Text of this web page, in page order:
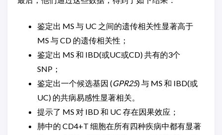
鉴定出 MS 与 UC 之间的遗传相关性显著高于
MS 与 CD 的遗传相关性；
鉴定出 MS 和 IBD(或UC或CD) 共有的3个
SNP；
鉴定出一个候选基因 (GPR25) 与 MS 和 IBD(或
UC) 的共病易感性显著相关。
提示了 MS 对 IBD 和 UC 存在因果效应；
肺中的 CD4+T 细胞在所有四种疾病中都有显著